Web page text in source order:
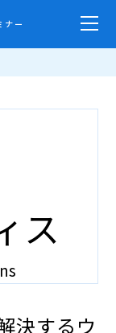
ナー
ス
決するウ